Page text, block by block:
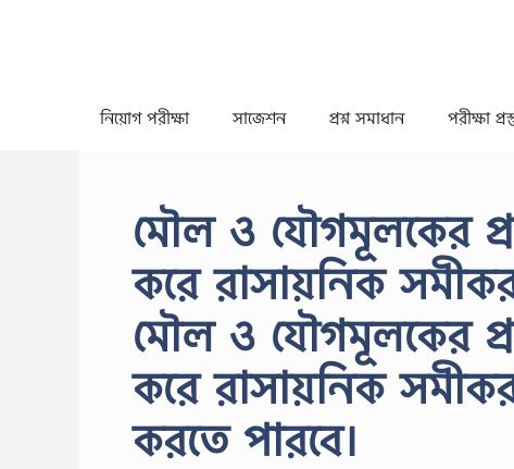
নিয়োগ পরীক্ষা সাজেশন প্রশ্ন সমাধান পরীক্ষা
মৌল ও যৌগমূলকের
করে রাসায়নিক
মৌল ও যৌগমূলকের
করে রাসায়নিক
করতে পারবে।